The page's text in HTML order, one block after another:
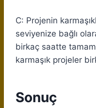
C: Projenin
seviyenize bağlı
birkaç saatte
karmaşık projeler
Sonuç